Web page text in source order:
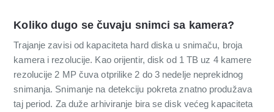
Koliko dugo se čuvaju snimci sa kamera?
Trajanje zavisi od kapaciteta hard diska u snimaču, broja
kamera i rezolucije. Kao orijentir, disk od 1 TB uz 4 kamere
rezolucije 2 MP čuva otprilike 2 do 3 nedelje neprekidnog
snimanja. Snimanje na detekciju pokreta znatno produžava
taj period. Za duže arhiviranje bira se disk većeg kapaciteta